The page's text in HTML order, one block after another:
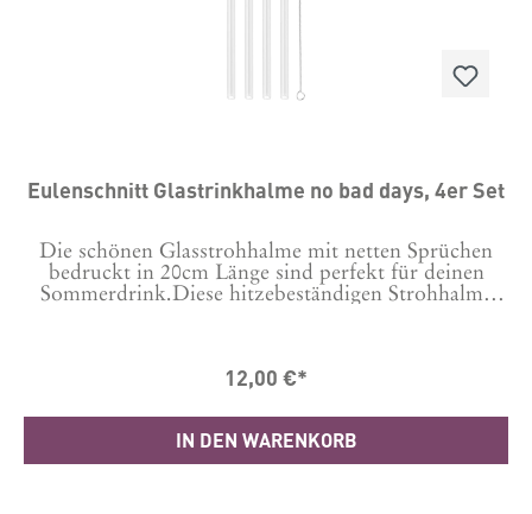
Eulenschnitt Glastrinkhalme no bad days, 4er Set
Die schönen Glasstrohhalme mit netten Sprüchen
bedruckt in 20cm Länge sind perfekt für deinen
Sommerdrink.Diese hitzebeständigen Strohhalme
cm sind sie perfekt für jedes Getränk geeignet.Alle
verleihen jedem Drink eine besondere Note.
Folgende Sprüche sind im Set enthalten:Do nothing
ClubNo bad DaysGood vibesDay offGenieße deine
12,00 €*
IN DEN WARENKORB